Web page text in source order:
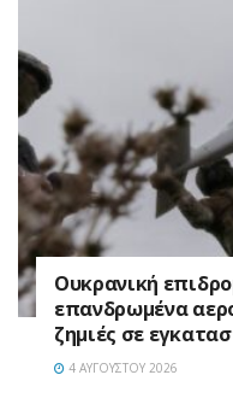
Ουκρανική
επανδρωμένα
ζημιές σε
4 ΑΥΓΟΎΣΤΟΥ 2026